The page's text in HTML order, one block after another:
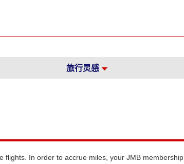
旅行灵感
flights. In order to accrue miles, your JMB membership